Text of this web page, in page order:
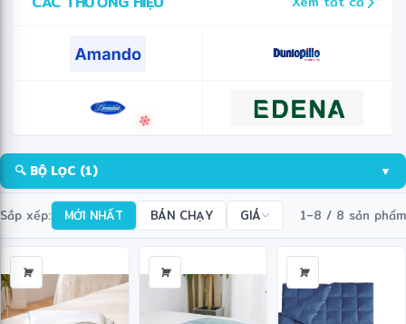
🔍 BỘ LỌC (1) ▼
Sắp xếp: MỚI NHẤT BÁN CHẠY GIÁ 1–8 / 8 sản phẩm
❄